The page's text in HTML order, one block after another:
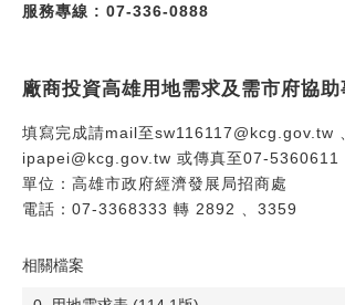
服務專線 : 07-336-0888
廠商投資高雄用地需求及需市府協
填寫完成請mail至sw116117@kcg.gov.tw
ipapei@kcg.gov.tw 或傳真至07-5360611
單位：高雄市政府經濟發展局招商處
電話：07-3368333 轉 2892 、3359
相關檔案